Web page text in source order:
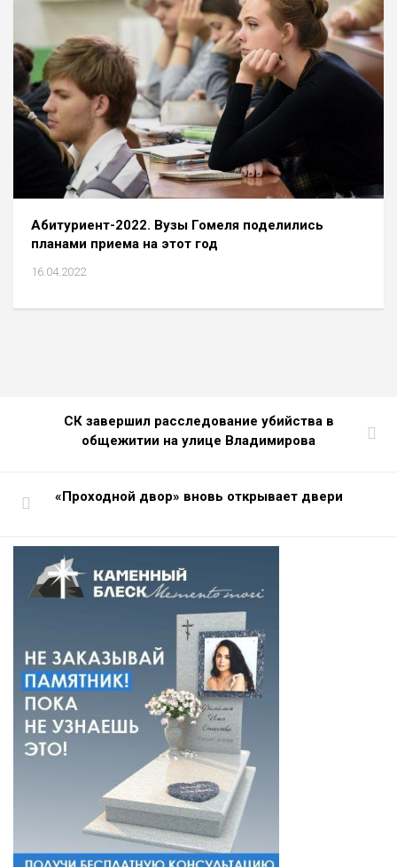
Абитуриент-2022. Вузы Гомеля поделились
планами приема на этот год
16.04.2022
СК завершил расследование убийства в
общежитии на улице Владимирова
«Проходной двор» вновь открывает двери